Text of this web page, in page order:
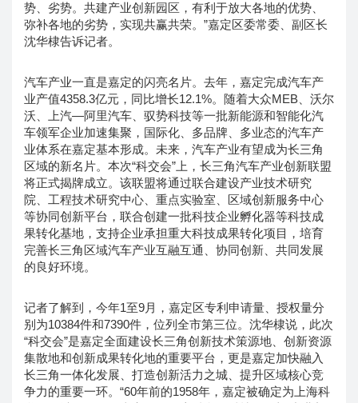
势、劣势。共建产业创新园区，有利于放大各地的优势、
弥补各地的劣势，实现共赢共荣。”嘉定区委常委、副区长
沈华棣告诉记者。
汽车产业一直是嘉定的闪亮名片。去年，嘉定完成汽车产
业产值4358.3亿元，同比增长12.1%。随着大众MEB、沃尔
沃、上汽—阿里汽车、驭势科技等一批新能源和智能化汽
车领军企业加速集聚，国际化、多品牌、多业态的汽车产
业体系在嘉定基本形成。未来，汽车产业有望成为长三角
区域的新名片。本次“科交会”上，长三角汽车产业创新联盟
将正式揭牌成立。该联盟将通过联合建设产业技术研究
院、工程技术研究中心、重点实验室、区域创新服务中心
等协同创新平台，联合创建一批科技企业孵化器等科技成
果转化基地，支持企业承担重大科技成果转化项目，培育
完善长三角区域汽车产业互融互通、协同创新、共同发展
的良好环境。
记者了解到，今年1至9月，嘉定区专利申请量、授权量分
别为10384件和7390件，位列全市第三位。沈华棣说，此次
“科交会”是嘉定全面建设长三角创新技术策源地、创新资源
集散地和创新成果转化地的重要平台，更是嘉定加快融入
长三角一体化发展、打造创新活力之城、提升区域核心竞
争力的重要一环。“60年前的1958年，嘉定被确定为上海科